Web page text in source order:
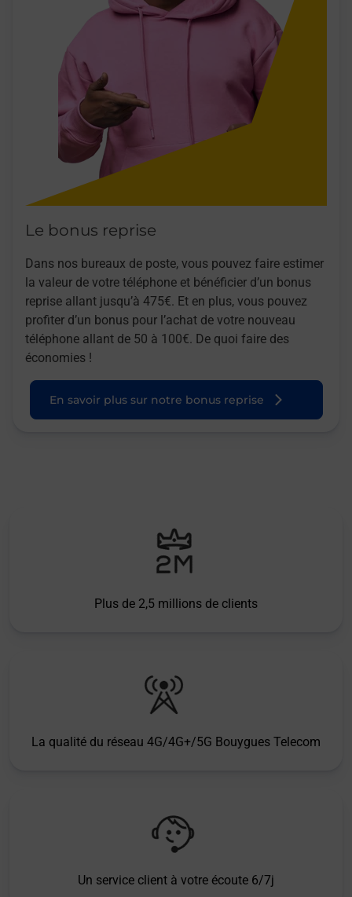
Le bonus reprise
Dans nos bureaux de poste, vous pouvez faire estimer
la valeur de votre téléphone et bénéficier d’un bonus
reprise allant jusqu’à 475€. Et en plus, vous pouvez
profiter d’un bonus pour l’achat de votre nouveau
téléphone allant de 50 à 100€. De quoi faire des
économies !
En savoir plus sur notre bonus reprise
Plus de 2,5 millions de clients
La qualité du réseau 4G/4G+/5G Bouygues Telecom
Un service client à votre écoute 6/7j